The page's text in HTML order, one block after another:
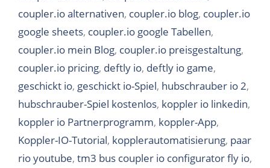
coupler.io alternativen, coupler.io blog, coupler.io
google sheets, coupler.io google Tabellen,
coupler.io mein Blog, coupler.io preisgestaltung,
coupler.io pricing, deftly io, deftly io game,
geschickt io, geschickt io-Spiel, hubschrauber io 2,
hubschrauber-Spiel kostenlos, koppler io linkedin,
koppler io Partnerprogramm, koppler-App,
Koppler-IO-Tutorial, kopplerautomatisierung, paar
rio youtube, tm3 bus coupler io configurator fly io,